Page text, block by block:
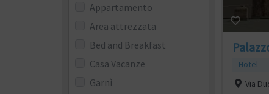
Appartamento
Area attrezzata
Bed and Breakfast
Casa Vacanze
Garnì
Hotel
Via